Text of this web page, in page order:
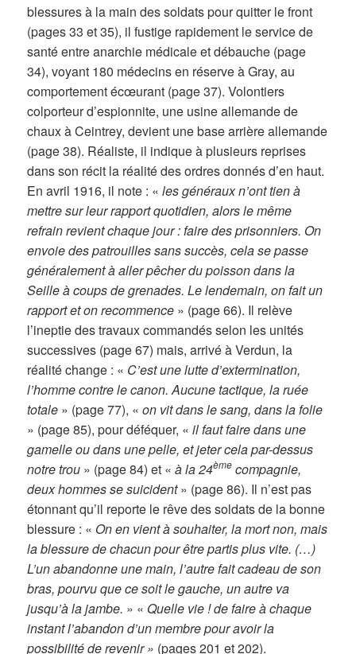
blessures à la main des soldats pour quitter le front
(pages 33 et 35), il fustige rapidement le service de
santé entre anarchie médicale et débauche (page
34), voyant 180 médecins en réserve à Gray, au
comportement écœurant (page 37). Volontiers
colporteur d’espionnite, une usine allemande de
chaux à Ceintrey, devient une base arrière allemande
(page 38). Réaliste, il indique à plusieurs reprises
dans son récit la réalité des ordres donnés d’en haut.
En avril 1916, il note : «les généraux n’ont tien à
mettre sur leur rapport quotidien, alors le même
refrain revient chaque jour : faire des prisonniers. On
envoie des patrouilles sans succès, cela se passe
généralement à aller pêcher du poisson dans la
Seille à coups de grenades. Le lendemain, on fait un
rapport et on recommence » (page 66). Il relève
l’ineptie des travaux commandés selon les unités
successives (page 67) mais, arrivé à Verdun, la
réalité change : « C’est une lutte d’extermination,
l’homme contre le canon. Aucune tactique, la ruée
totale » (page 77), «on vit dans le sang, dans la folie
» (page 85), pour déféquer, «il faut faire dans une
gamelle ou dans une pelle, et jeter cela par-dessus
notre trou » (page 84) et «à la 24ème compagnie,
deux hommes se suicident» (page 86). Il n’est pas
étonnant qu’il reporte le rêve des soldats de la bonne
blessure : « On en vient à souhaiter, la mort non, mais
la blessure de chacun pour être partis plus vite. (…)
L’un abandonne une main, l’autre fait cadeau de son
bras, pourvu que ce soit le gauche, un autre va
jusqu’à la jambe. » « Quelle vie ! de faire à chaque
instant l’abandon d’un membre pour avoir la
possibilité de revenir » (pages 201 et 202).